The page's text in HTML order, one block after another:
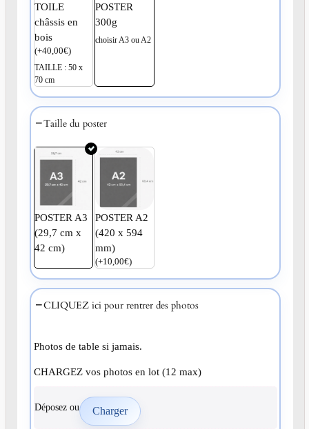
TOILE
châssis en
bois
(+40,00€)
TAILLE : 50 x
70 cm
POSTER
300g
choisir A3 ou A2
Taille du poster
POSTER A3
(29,7 cm x
42 cm)
POSTER A2
(420 x 594
mm)
(+10,00€)
CLIQUEZ ici pour rentrer des photos
Photos de table si jamais.
CHARGEZ vos photos en lot (12 max)
Déposez ou